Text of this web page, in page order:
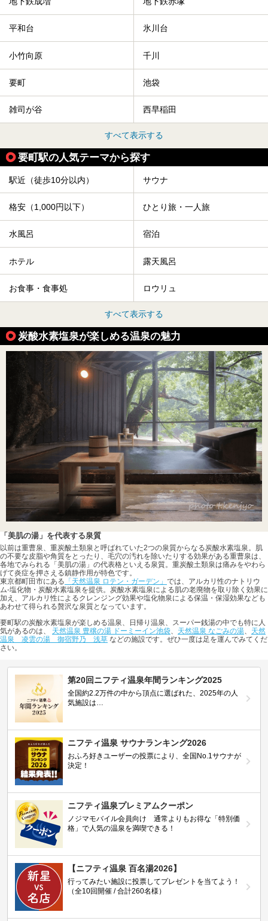
平和台 氷川台
小竹向原 千川
要町 池袋
雑司が谷 西早稲田
すべて表示する
要町駅の人気テーマから探す
駅近（徒歩10分以内） サウナ
格安（1,000円以下） ひとり旅・一人旅
水風呂 宿泊
ホテル 露天風呂
お食事・食事処 ロウリュ
すべて表示する
炭酸水素塩泉が楽しめる温泉の魅力
「美肌の湯」を代表する泉質
以前は重曹泉、重炭酸土類泉と呼ばれていた2つの泉質からなる炭酸水素塩泉。肌
の不要な皮脂や角質をとったり、毛穴の汚れを除いたりする効果がある重曹泉は、
各地でみられる「美肌の湯」の代表格といえる泉質。重炭酸土類泉は痛みをやわら
げて炎症を押さえる鎮静作用が特色です。
東京都町田市にある 「天然温泉 ロテン・ガーデン」 では、アルカリ性のナトリウ
ム-塩化物・炭酸水素塩泉を提供。炭酸水素塩泉による肌の老廃物を取り除く効果に
加え、アルカリ性によるクレンジング効果や塩化物泉による保温・保湿効果なども
あわせて得られる贅沢な泉質となっています。
要町駅の炭酸水素塩泉が楽しめる温泉、日帰り温泉、スーパー銭湯の中でも特に人
気があるのは、 天然温泉 豊穣の湯 ドーミーイン池袋、 天然温泉 なごみの湯、 天然
温泉 凌雲の湯 御宿野乃 浅草 などの施設です。ぜひ一度は足を運んでみてくだ
さい。
第20回ニフティ温泉年間ランキング2025
全国約2.2万件の中から頂点に選ばれた、2025年の人
気施設は…
ニフティ温泉 サウナランキング2026
おふろ好きユーザーの投票により、全国No.1サウナが
決定！
ニフティ温泉プレミアムクーポン
ノジマモバイル会員向け 通常よりもお得な「特別価
格」で人気の温泉を満喫できる！
【ニフティ温泉 百名湯2026】
行ってみたい施設に投票してプレゼントを当てよう！
（全10回開催 / 合計260名様）